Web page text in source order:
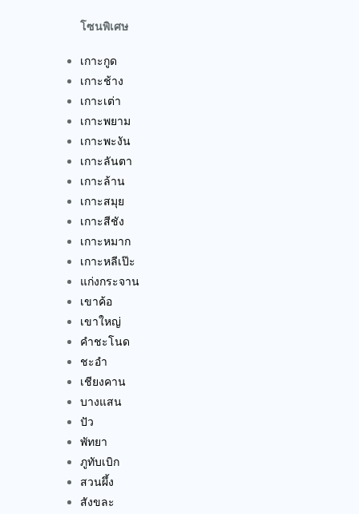
โซนพิเศษ
เกาะกูด
เกาะช้าง
เกาะเต่า
เกาะพยาม
เกาะพะงัน
เกาะลันตา
เกาะล้าน
เกาะสมุย
เกาะสีชัง
เกาะหมาก
เกาะหลีเป๊ะ
แก่งกระจาน
เขาค้อ
เขาใหญ่
คำชะโนด
ชะอำ
เชียงคาน
บางแสน
ปัว
พัทยา
ภูทับเบิก
สวนผึ้ง
สังขละ